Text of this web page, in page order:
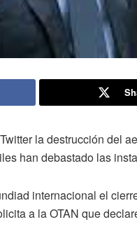
la destrucción del
han debastado las
internacional el
a laOTAN que